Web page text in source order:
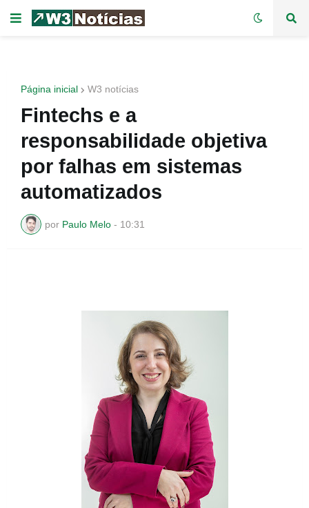
Página inicial W3 notícias
Fintechs e a
responsabilidade objetiva
por falhas em sistemas
automatizados
por Paulo Melo - 10:31